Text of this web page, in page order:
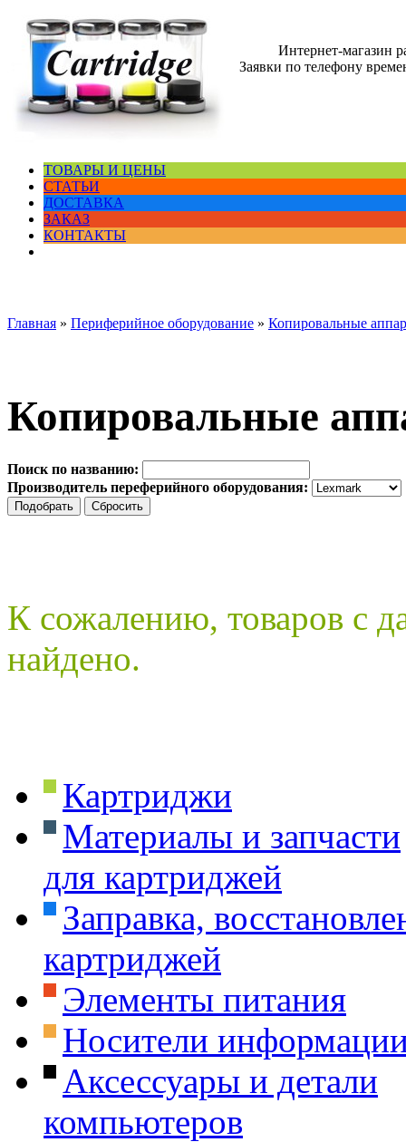
Интернет-магазин
Заявки по телефону
ТОВАРЫ И ЦЕНЫ
СТАТЬИ
ДОСТАВКА
ЗАКАЗ
КОНТАКТЫ
Главная » Периферийное оборудование » Копировальные
Копировальные
Поиск по названию:
Производитель переферийного оборудования:
К сожалению, товаров с
найдено.
Картриджи
Материалы и запчасти
для картриджей
Заправка,
картриджей
Элементы питания
Носители
Аксессуары и детали
компьютеров